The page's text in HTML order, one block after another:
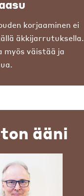
korjaaminen ei
äkkijarrutuksella.
myös väistää ja
ääni